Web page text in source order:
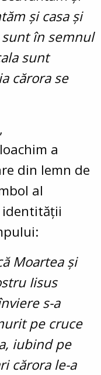
și casa și
în semnul
sunt
cărora se
a
din lemn de
al
identității
Moartea și
Iisus
s-a
pe cruce
iubind pe
cărora le-a